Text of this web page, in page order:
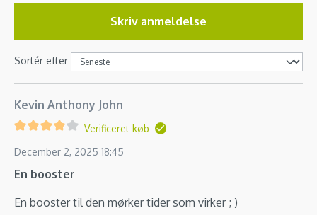
Skriv anmeldelse
Sortér efter
Kevin Anthony John
Verificeret køb
December 2, 2025 18:45
En booster
En booster til den mørker tider som virker ; )